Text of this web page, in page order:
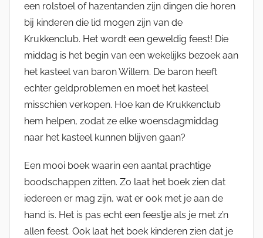
een rolstoel of hazentanden zijn dingen die horen
bij kinderen die lid mogen zijn van de
Krukkenclub. Het wordt een geweldig feest! Die
middag is het begin van een wekelijks bezoek aan
het kasteel van baron Willem. De baron heeft
echter geldproblemen en moet het kasteel
misschien verkopen. Hoe kan de Krukkenclub
hem helpen, zodat ze elke woensdagmiddag
naar het kasteel kunnen blijven gaan?
Een mooi boek waarin een aantal prachtige
boodschappen zitten. Zo laat het boek zien dat
iedereen er mag zijn, wat er ook met je aan de
hand is. Het is pas echt een feestje als je met z’n
allen feest. Ook laat het boek kinderen zien dat je